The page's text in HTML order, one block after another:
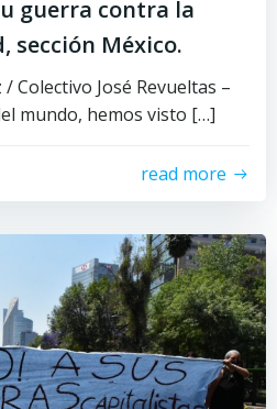
guerra contra la
sección México.
Colectivo José Revueltas –
mundo, hemos visto […]
read more